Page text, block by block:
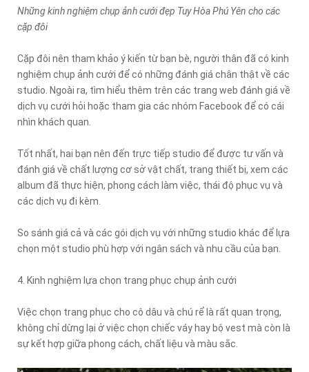
Những kinh nghiệm chụp ảnh cưới đẹp Tuy Hòa Phú Yên cho các
cặp đôi
Cặp đôi nên tham khảo ý kiến từ bạn bè, người thân đã có kinh
nghiệm chụp ảnh cưới để có những đánh giá chân thật về các
studio. Ngoài ra, tìm hiểu thêm trên các trang web đánh giá về
dịch vụ cưới hỏi hoặc tham gia các nhóm Facebook để có cái
nhìn khách quan.
Tốt nhất, hai bạn nên đến trực tiếp studio để được tư vấn và
đánh giá về chất lượng cơ sở vật chất, trang thiết bị, xem các
album đã thực hiện, phong cách làm việc, thái độ phục vụ và
các dịch vụ đi kèm.
So sánh giá cả và các gói dịch vụ với những studio khác để lựa
chọn một studio phù hợp với ngân sách và nhu cầu của bạn.
4. Kinh nghiệm lựa chọn trang phục chụp ảnh cưới
Việc chọn trang phục cho cô dâu và chú rể là rất quan trọng,
không chỉ dừng lại ở việc chọn chiếc váy hay bộ vest mà còn là
sự kết hợp giữa phong cách, chất liệu và màu sắc.